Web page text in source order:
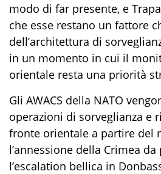
modo di far presente, e
che esse restano un fattore
dell’architettura di
in un momento in cui il
orientale resta una priorità
Gli AWACS della NATO
operazioni di sorveglianza e
fronte orientale a partire del
l’annessione della Crimea
l’escalation bellica in